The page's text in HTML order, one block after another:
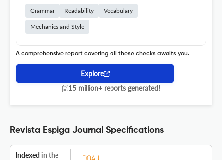
Grammar Readability Vocabulary
Mechanics and Style
A comprehensive report covering all these checks awaits you.
Explore
15 million+ reports generated!
Revista Espiga Journal Specifications
Indexed in the